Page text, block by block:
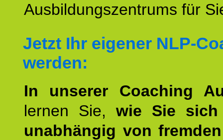
Ausbildungszentrums für
Jetzt Ihr eigener NLP-
werden:
In unserer Coaching
lernen Sie, wie Sie
unabhängig von